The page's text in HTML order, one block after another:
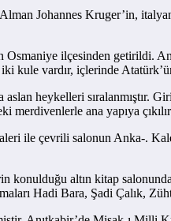
Johannes Kruger’in,
Osmaniye ilçesinden getirildi.
vardır, içlerinde
heykelleri sıralanmıştır.
ana yapıya
ile çevrili salonun Anka-.
konulduğu altın kitap
Hadi Bara, Şadi Çalık,